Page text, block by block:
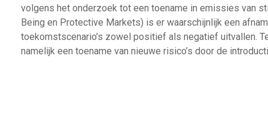
volgens het onderzoek tot een toename in emissies van
Being en Protective Markets) is er waarschijnlijk een
toekomstscenario’s zowel positief als negatief uitvallen.
namelijk een toename van nieuwe risico’s door de